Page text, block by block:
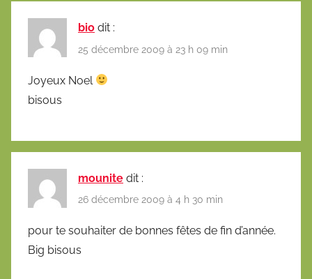
bio dit :
25 décembre 2009 à 23 h 09 min
Joyeux Noel
bisous
mounite dit :
26 décembre 2009 à 4 h 30 min
pour te souhaiter de bonnes fêtes de fin d’année.
Big bisous